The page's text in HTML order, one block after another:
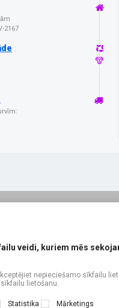
2167
veidi, kuriem mēs
nepieciešamo sīkfailu
lietošanu.
Statistika Mārketings